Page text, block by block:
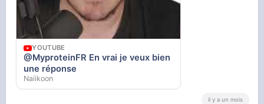
YOUTUBE
@MyproteinFR En vrai je veux bien
une réponse
Naiikoon
il y a un mois